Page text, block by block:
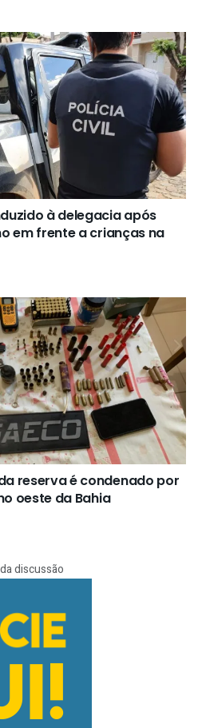
à delegacia após
em frente a crianças na
reserva é condenado por
oeste da Bahia
discussão